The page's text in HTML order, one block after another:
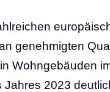
genehmigten
Wohngebäuden
Jahres 2023